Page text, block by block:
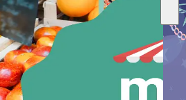
・プロオーケストラ
ション
（予約）
知らせ